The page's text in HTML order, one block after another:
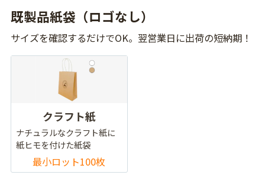
既製品紙袋（ロゴなし）
サイズを確認するだけでOK。翌営業日に出荷の短納期！
クラフト紙
ナチュラルなクラフト紙に
紙ヒモを付けた紙袋
最小ロット100枚